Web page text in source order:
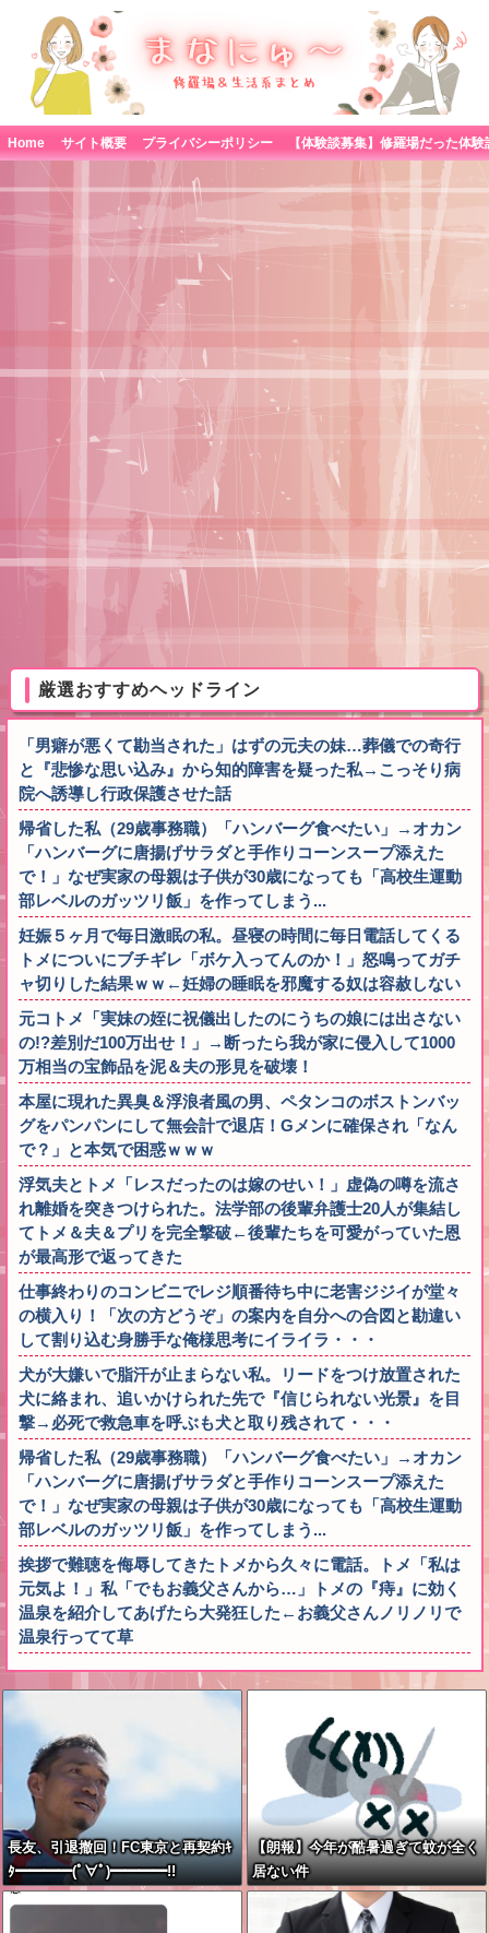
Home サイト概要 プライバシーポリシー
厳選おすすめヘッドライン
「男癖が悪くて勘当された」はずの元夫の妹…葬儀での奇行
と『悲惨な思い込み』から知的障害を疑った私→こっそり病
院へ誘導し行政保護させた話
帰省した私（29歳事務職）「ハンバーグ食べたい」→オカン
「ハンバーグに唐揚げサラダと手作りコーンスープ添えた
で！」なぜ実家の母親は子供が30歳になっても「高校生運動
部レベルのガッツリ飯」を作ってしまう...
妊娠５ヶ月で毎日激眠の私。昼寝の時間に毎日電話してくる
トメについにブチギレ「ボケ入ってんのか！」怒鳴ってガチ
ャ切りした結果ｗｗ←妊婦の睡眠を邪魔する奴は容赦しない
元コトメ「実妹の姪に祝儀出したのにうちの娘には出さない
の!?差別だ100万出せ！」→断ったら我が家に侵入して1000
万相当の宝飾品を泥＆夫の形見を破壊！
本屋に現れた異臭＆浮浪者風の男、ペタンコのボストンバッ
グをパンパンにして無会計で退店！Gメンに確保され「なん
で？」と本気で困惑ｗｗｗ
浮気夫とトメ「レスだったのは嫁のせい！」虚偽の噂を流さ
れ離婚を突きつけられた。法学部の後輩弁護士20人が集結し
てトメ＆夫＆プリを完全撃破←後輩たちを可愛がっていた恩
が最高形で返ってきた
仕事終わりのコンビニでレジ順番待ち中に老害ジジイが堂々
の横入り！「次の方どうぞ」の案内を自分への合図と勘違い
して割り込む身勝手な俺様思考にイライラ・・・
犬が大嫌いで脂汗が止まらない私。リードをつけ放置された
犬に絡まれ、追いかけられた先で『信じられない光景』を目
撃→必死で救急車を呼ぶも犬と取り残されて・・・
帰省した私（29歳事務職）「ハンバーグ食べたい」→オカン
「ハンバーグに唐揚げサラダと手作りコーンスープ添えた
で！」なぜ実家の母親は子供が30歳になっても「高校生運動
部レベルのガッツリ飯」を作ってしまう...
挨拶で難聴を侮辱してきたトメから久々に電話。トメ「私は
元気よ！」私「でもお義父さんから…」トメの『痔』に効く
温泉を紹介してあげたら大発狂した←お義父さんノリノリで
温泉行ってて草
長友、引退撤回！FC東京と再契約ｷ
ﾀ━━━━(ﾟ∀ﾟ)━━━━!!
【朗報】今年が酷暑過ぎて蚊が全く
居ない件